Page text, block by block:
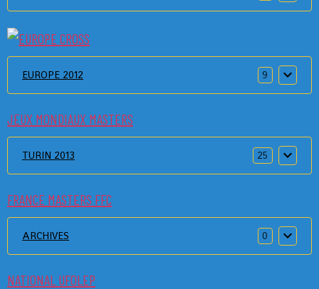
EUROPE 2012 9
JEUX MONDIAUX MASTERS
TURIN 2013 25
FRANCE MASTERS FFC
ARCHIVES 0
NATIONAL UFOLEP